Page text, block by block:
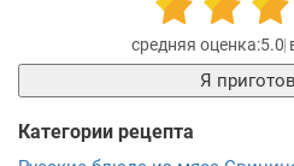
5.0
Я
Категории рецепта